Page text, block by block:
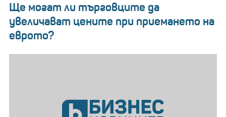
Ще могат ли търговците да
увеличават цените при приемането на
еврото?